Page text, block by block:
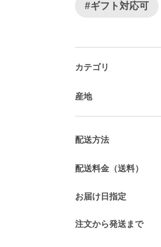
#ギフト対応可
カテゴリ
産地
配送方法
配送料金（送料）
お届け日指定
注文から発送まで